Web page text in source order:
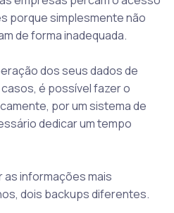
porque simplesmente não
de forma inadequada.
dos seus dados de
é possível fazer o
por um sistema de
dedicar um tempo
as informações mais
dois backups diferentes.